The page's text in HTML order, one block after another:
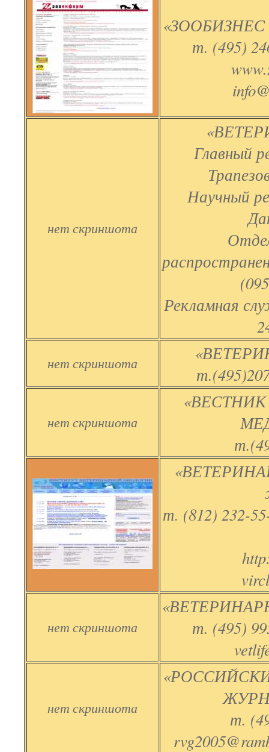
т. (495)
нет скриншота
Главный
Научный
Рекламная
нет скриншота
нет скриншота
т. (812) 232-
нет скриншота
т. (495)
нет скриншота
т.